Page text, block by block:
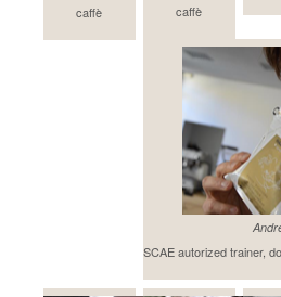
caffè
caffè
SCAE autorized trainer,